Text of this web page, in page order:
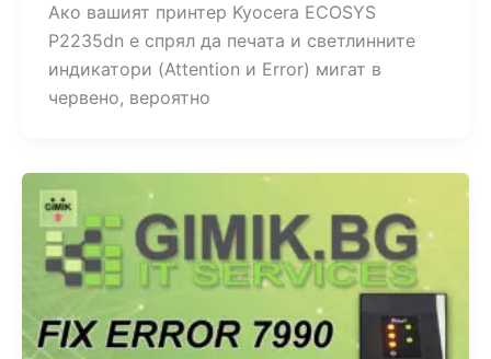
Ако вашият принтер Kyocera ECOSYS
P2235dn е спрял да печата и светлинните
индикатори (Attention и Error) мигат в
червено, вероятно